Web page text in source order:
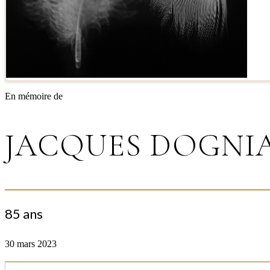
En mémoire de
JACQUES
85 ans
30 mars 2023